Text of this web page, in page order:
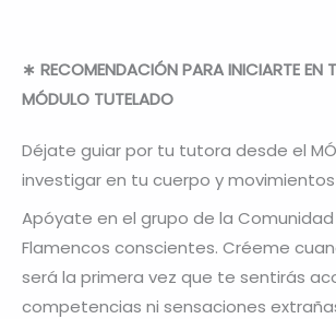
∗ RECOMENDACIÓN PARA INICIARTE EN
MÓDULO TUTELADO
Déjate guiar por tu tutora desde el
investigar en tu cuerpo y
Apóyate en el grupo de la
Flamencos conscientes. Créeme
será la primera vez que te sentirás
competencias ni sensaciones